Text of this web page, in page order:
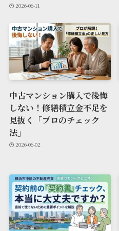
2026-06-11
中古マンション購入で後悔
しない！修繕積立金不足を
見抜く「プロのチェック
法」
2026-06-02